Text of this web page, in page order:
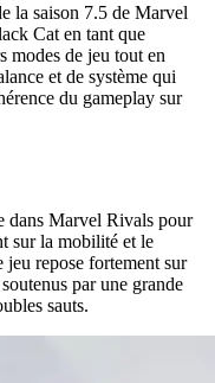
la saison 7.5 de Marvel
Cat en tant que
modes de jeu tout en
et de système qui
du gameplay sur
dans Marvel Rivals pour
sur la mobilité et le
jeu repose fortement sur
par une grande
sauts.